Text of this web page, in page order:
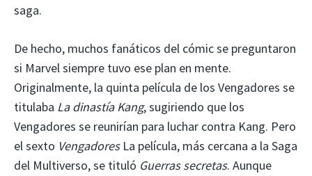
saga.
De hecho, muchos fanáticos del cómic se preguntaron
si Marvel siempre tuvo ese plan en mente.
Originalmente, la quinta película de los Vengadores se
titulaba La dinastía Kang, sugiriendo que los
Vengadores se reunirían para luchar contra Kang. Pero
el sexto VengadoresLa película, más cercana a la Saga
del Multiverso, se tituló Guerras secretas. Aunque